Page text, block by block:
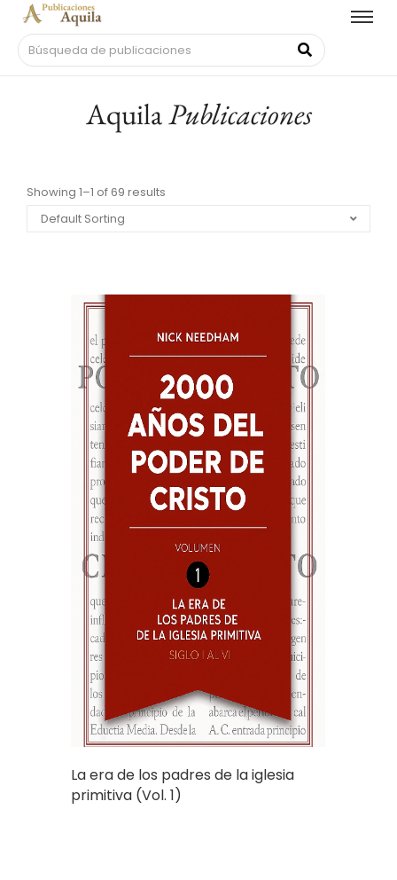
AquilaPublicaciones
Showing 1–1 of 69 results
La era de los padres de la iglesia
primitiva (Vol. 1)